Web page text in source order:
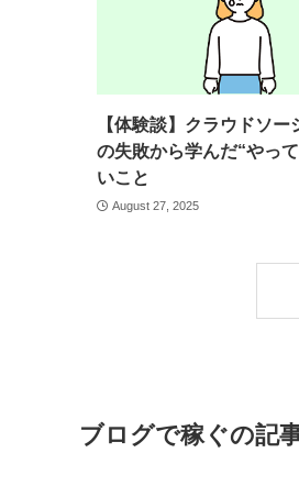
【体験談】クラウドソー
の失敗から学んだ“やっ
いこと
August 27, 2025
ブログで稼ぐの記